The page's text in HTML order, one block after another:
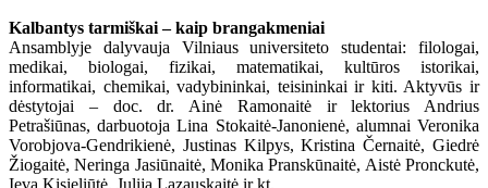
Kalbantys tarmiškai – kaip brangakmeniai
Ansamblyje dalyvauja Vilniaus universiteto studentai: filologai,
medikai, biologai, fizikai, matematikai, kultūros istorikai,
informatikai, chemikai, vadybininkai, teisininkai ir kiti. Aktyvūs ir
dėstytojai – doc. dr. Ainė Ramonaitė ir lektorius Andrius
Petrašiūnas, darbuotoja Lina Stokaitė-Janonienė, alumnai Veronika
Vorobjova-Gendrikienė, Justinas Kilpys, Kristina Černaitė, Giedrė
Žiogaitė, Neringa Jasiūnaitė, Monika Pranskūnaitė, Aistė Pronckutė,